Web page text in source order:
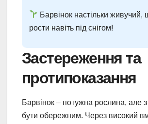
Барвінок настільки
рости навіть під снігом!
Застереження та
протипоказання
Барвінок – потужна рослина, але
бути обережним. Через високий